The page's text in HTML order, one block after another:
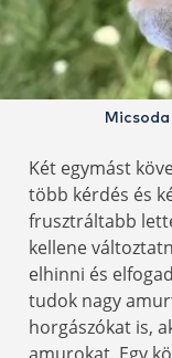
Két egymást
több kérdés és
frusztráltabb
kellene
elhinni és
tudok nagy
horgászókat is,